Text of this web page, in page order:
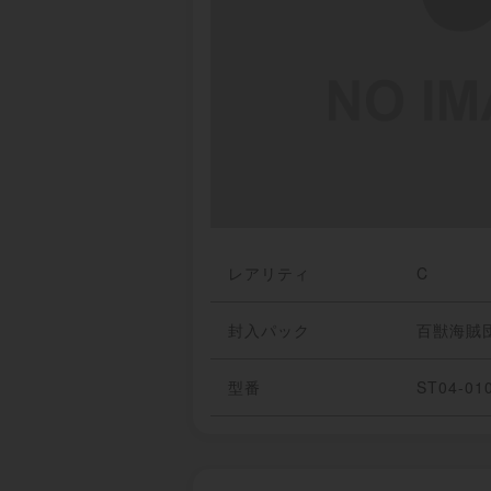
レアリティ C
封入パック 百獣海賊
型番 ST04-